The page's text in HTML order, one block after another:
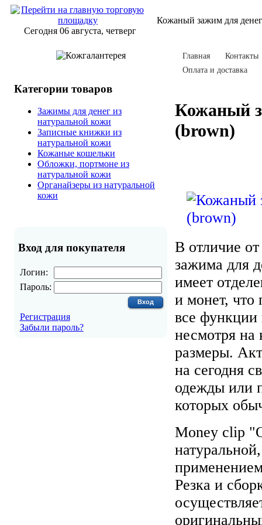
Сегодня 06 августа, четверг
Кожаный зажим для
Категории товаров
Зажимы для денег из
натуральной кожи
Записные книжки из
натуральной кожи
Кожаные кошельки
Обложки, портмоне из
натуральной кожи
Органайзеры из натуральной
кожи
Вход для покупателя
Логин:
Пароль:
Регистрация
Забыли пароль?
Главная
Контакты
Оплата и доставка
Кожаный
(brown)
В отличие от
зажима для
имеет
и монет, что
все функции
несмотря на
размеры.
на сегодня
одежды или
которых
Money clip
Резка и